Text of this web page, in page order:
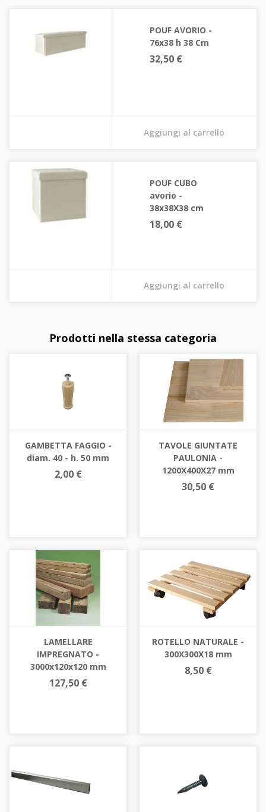
POUF AVORIO -
76x38 h 38 Cm
32,50 €
Aggiungi al carrello
POUF CUBO
avorio -
38x38X38 cm
18,00 €
Aggiungi al carrello
Prodotti nella stessa categoria
GAMBETTA FAGGIO -
diam. 40 - h. 50 mm
2,00 €
TAVOLE GIUNTATE
PAULONIA -
1200X400X27 mm
30,50 €
LAMELLARE
IMPREGNATO -
3000x120x120 mm
127,50 €
ROTELLO NATURALE -
300X300X18 mm
8,50 €